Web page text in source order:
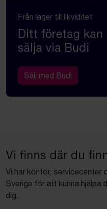
Från lager till likviditet
Ditt företag kan
sälja via Budi
Sälj med Budi
Vi finns där du
Vi har kontor, servicecenter
Sverige för att kunna hjälpa
dig.